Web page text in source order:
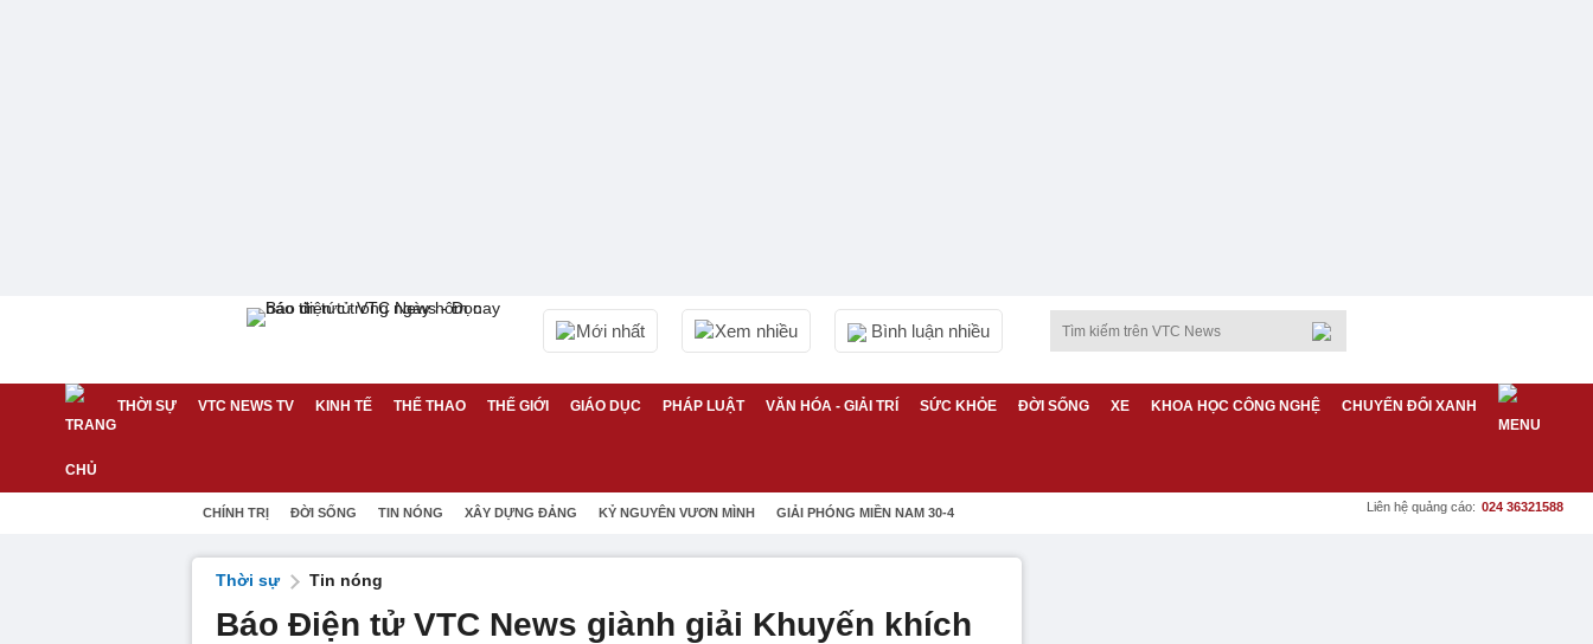
Mới nhất Xem nhiều Bình luận nhiều
THỜI SỰ VTC NEWS TV KINH TẾ THỂ THAO THẾ GIỚI GIÁO DỤC PHÁP LUẬT VĂN HÓA - GIẢI TRÍ SỨC KHỎE ĐỜI SỐNG XE KHOA HỌC CÔNG NGHỆ CHUYỂN ĐỔI XANH
CHÍNH TRỊ ĐỜI SỐNG TIN NÓNG XÂY DỰNG ĐẢNG KỶ NGUYÊN VƯƠN MÌNH GIẢI PHÓNG MIỀN NAM 30-4 Liên hệ quảng cáo: 024 36321588
Thời sự Tin nóng
Báo Điện tử VTC News giành giải Khuyến khích